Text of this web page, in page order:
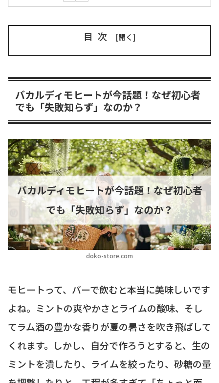
目次
バカルディモヒートが今話題！なぜ初心者
でも「失敗知らず」なのか？
doko-store.com
バカルディモヒートが今話題！なぜ初心者
でも「失敗知らず」なのか？
モヒートって、バーで飲むと本当に美味しいです
よね。ミントの爽やかさとライムの酸味、そし
てラム酒の豊かな香りが夏の暑さを吹き飛ばして
くれます。しかし、自分で作ろうとすると、生の
ミントを潰したり、ライムを絞ったり、砂糖の量